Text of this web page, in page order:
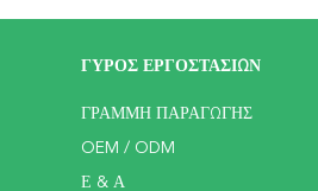
ΓΎΡΟΣ ΕΡΓΟΣΤΑΣΊΩΝ
ΓΡΑΜΜΉ ΠΑΡΑΓΩΓΉΣ
OEM / ODM
Ε & Α